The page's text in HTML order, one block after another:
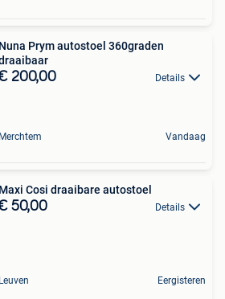
Nuna Prym autostoel 360graden
200,00 Details
Merchtem Vandaag
Maxi Cosi draaibare autostoel
50,00 Details
Leuven Eergisteren